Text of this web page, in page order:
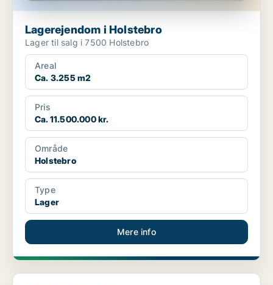
Lagerejendom i Holstebro
Lager til salg i 7500 Holstebro
Areal
Ca. 3.255 m2
Pris
Ca. 11.500.000 kr.
Område
Holstebro
Type
Lager
Mere info
Lager i Holstebro